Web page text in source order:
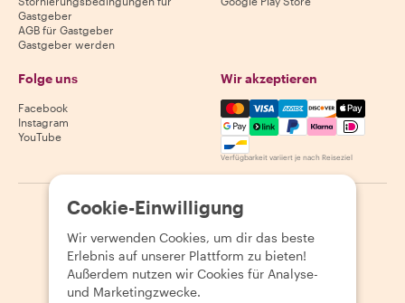
Gastgeber
AGB für Gastgeber
Gastgeber werden
Folge uns
Facebook
Instagram
YouTube
Wir akzeptieren
Mastercard, Visa, Amex,
Verfügbarkeit variiert je nach Reiseziel
2026 Withlocals.com | Datenschutzerklärung
Seitenübersicht
Cookie-Einwilligung
Wir verwenden Cookies, um dir das beste
Erlebnis auf unserer Plattform zu bieten!
Außerdem nutzen wir Cookies für Analyse-
und Marketingzwecke.